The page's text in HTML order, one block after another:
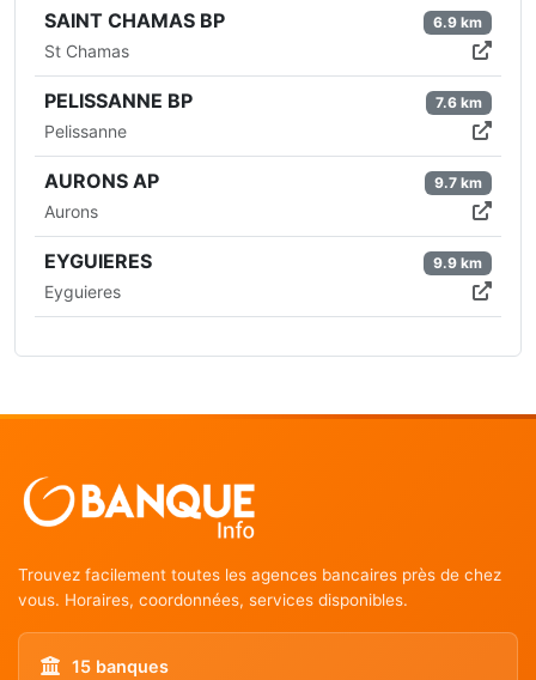
SAINT CHAMAS BP
St Chamas
6.9 km
PELISSANNE BP
Pelissanne
7.6 km
AURONS AP
Aurons
9.7 km
EYGUIERES
Eyguieres
9.9 km
Trouvez facilement toutes les agences bancaires près de chez
vous. Horaires, coordonnées, services disponibles.
15 banques